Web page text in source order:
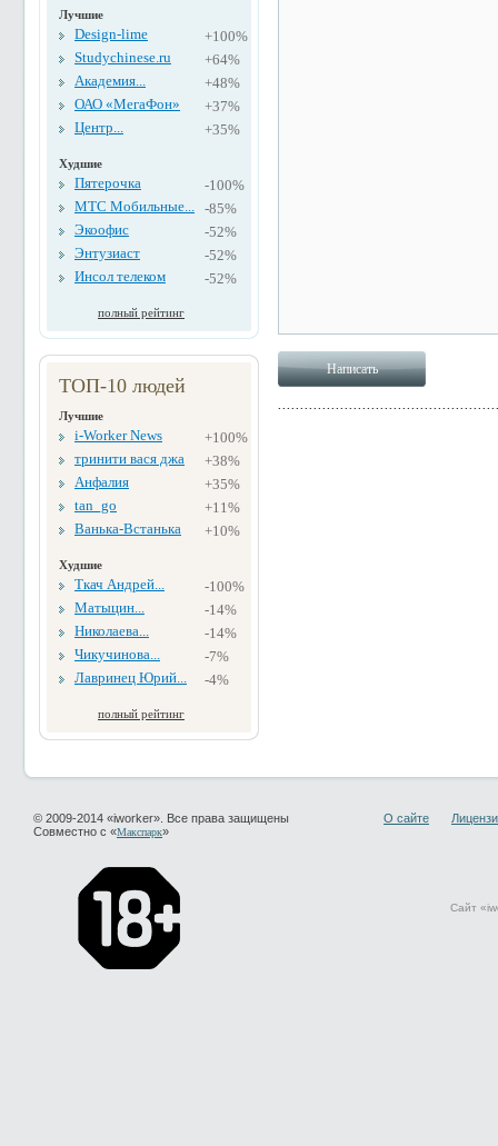
Лучшие
Design-lime
+100%
Studychinese.ru
+64%
Академия...
+48%
ОАО «МегаФон»
+37%
Центр...
+35%
Худшие
Пятерочка
-100%
МТС Мобильные... -85%
Экоофис
-52%
Энтузиаст
-52%
Инсол телеком
-52%
полный рейтинг
ТОП-10 людей
Лучшие
i-Worker News
+100%
тринити вася джа
+38%
Анфалия
+35%
tan_go
+11%
Ванька-Встанька
+10%
Худшие
Ткач Андрей...
-100%
Матыцин...
-14%
Николаева...
-14%
Чикучинова...
-7%
Лавринец Юрий...
-4%
полный рейтинг
© 2009-2014 «iworker». Все права защищены
Совместно с «Макспарк»
О сайте
Сайт